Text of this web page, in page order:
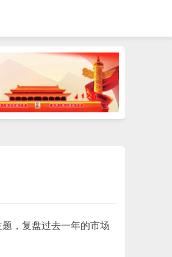
，复盘过去一年的市场